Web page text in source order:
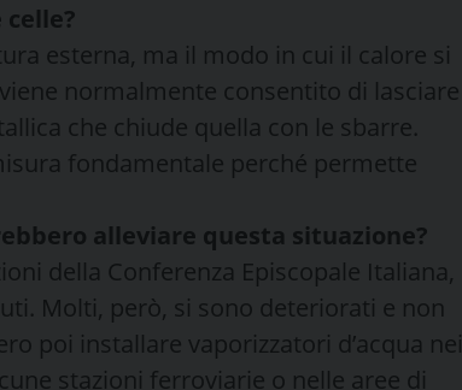
esterna, ma il modo in cui il calore si
normalmente consentito di lasciare
che chiude quella con le sbarre.
fondamentale perché permette
alleviare questa situazione?
della Conferenza Episcopale Italiana,
Molti, però, si sono deteriorati e non
poi installare vaporizzatori d’acqua nei
stazioni ferroviarie o nelle aree di